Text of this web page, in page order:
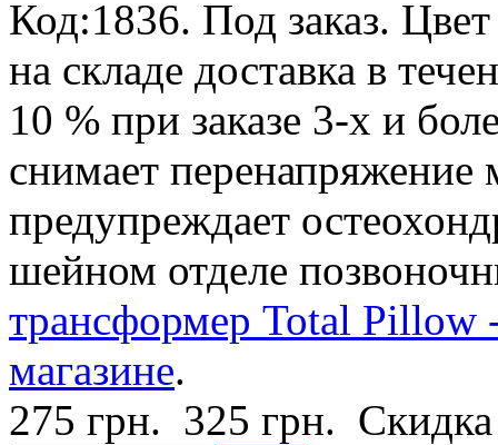
Код:1836. Под заказ.
на складе доставка в
10 % при заказе 3-х и
снимает
предупреждает
шейном отделе
трансформер Total Pillow
магазине.
275 грн. 325 грн.